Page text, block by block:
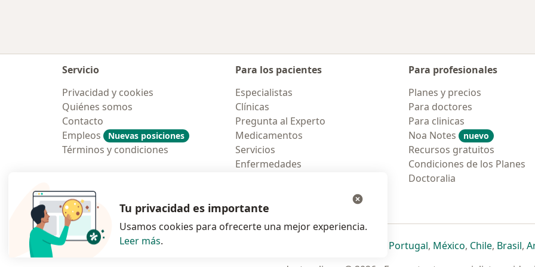
Servicio
Privacidad y cookies
Quiénes somos
Contacto
Empleos
Nuevas posiciones
Términos y condiciones
Para los pacientes
Especialistas
Clínicas
Pregunta al Experto
Medicamentos
Servicios
Enfermedades
Para profesionales
Planes y precios
Para doctores
Para clinicas
Noa Notes
nuevo
Recursos gratuitos
Condiciones de los Planes
Doctoralia
Polska se abre en una nueva pestaña
se abre en una nueva pestaña
se abre en una nueva pestaña
se abre en una nueva pestaña
Portugalse abre en una nueva
, Méxicose abre en una
, Chilese abre
, Brasilse
,
Tu privacidad es importante
Usamos cookies para ofrecerte una mejor experiencia.
Leer más.